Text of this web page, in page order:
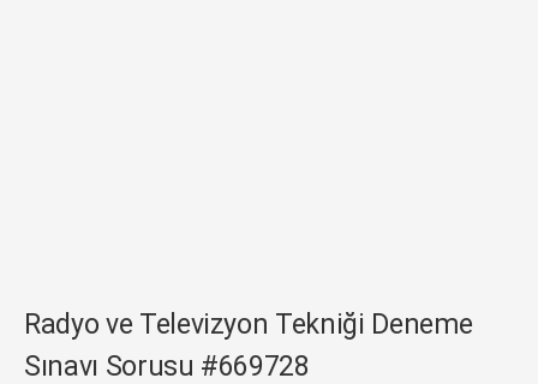
Radyo ve Televizyon Tekniği Deneme
Sınavı Sorusu #669728